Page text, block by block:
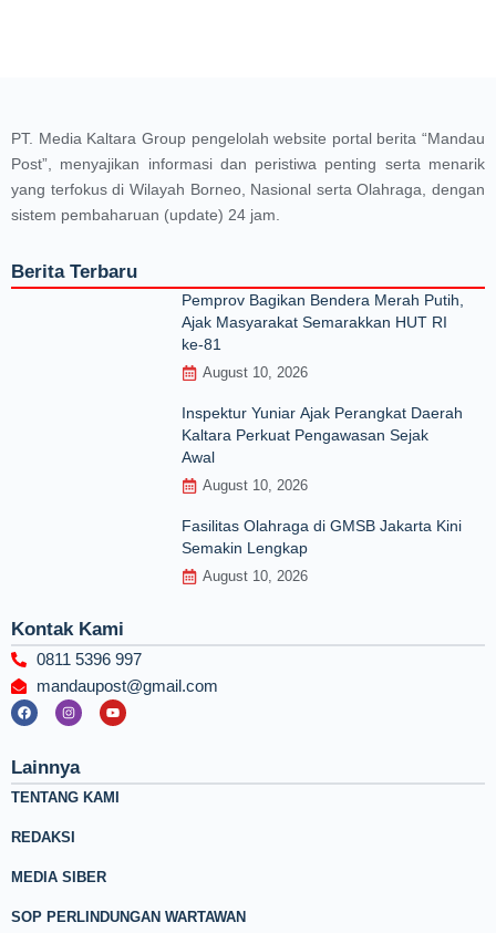
PT. Media Kaltara Group pengelolah website portal berita “Mandau
Post”, menyajikan informasi dan peristiwa penting serta menarik
yang terfokus di Wilayah Borneo, Nasional serta Olahraga, dengan
sistem pembaharuan (update) 24 jam.
Berita Terbaru
Pemprov Bagikan Bendera Merah Putih,
Ajak Masyarakat Semarakkan HUT RI
ke-81
August 10, 2026
Inspektur Yuniar Ajak Perangkat Daerah
Kaltara Perkuat Pengawasan Sejak
Awal
August 10, 2026
Fasilitas Olahraga di GMSB Jakarta Kini
Semakin Lengkap
August 10, 2026
Lainnya
TENTANG KAMI
REDAKSI
MEDIA SIBER
SOP PERLINDUNGAN WARTAWAN
Kontak Kami
0811 5396 997
mandaupost@gmail.com
F
a
c
o
o
k
I
n
s
g
r
a
Y
o
u
e